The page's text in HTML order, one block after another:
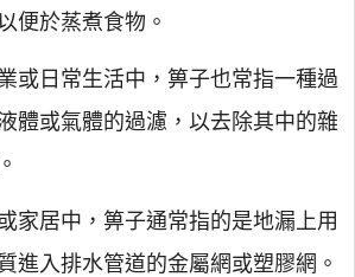
便於蒸煮食物。
或日常生活中，箅子也常指一種過
體或氣體的過濾，以去除其中的雜
家居中，箅子通常指的是地漏上用
進入排水管道的金屬網或塑膠網。